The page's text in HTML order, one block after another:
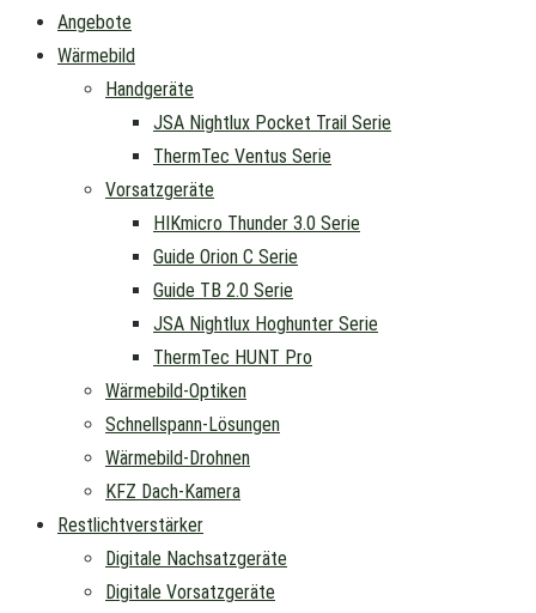
Angebote
Wärmebild
Handgeräte
JSA Nightlux Pocket Trail Serie
ThermTec Ventus Serie
Vorsatzgeräte
HIKmicro Thunder 3.0 Serie
Guide Orion C Serie
Guide TB 2.0 Serie
JSA Nightlux Hoghunter Serie
ThermTec HUNT Pro
Wärmebild-Optiken
Schnellspann-Lösungen
Wärmebild-Drohnen
KFZ Dach-Kamera
Restlichtverstärker
Digitale Nachsatzgeräte
Digitale Vorsatzgeräte